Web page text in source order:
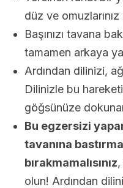
düz ve
Başınızı tavana
tamamen arkaya
Ardından dilinizi,
Dilinizle bu
göğsünüze
Bu egzersizi
tavanına
bırakmamalısınız
olun! Ardından